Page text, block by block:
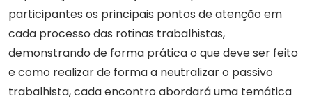
participantes os principais pontos de atenção em
cada processo das rotinas trabalhistas,
demonstrando de forma prática o que deve ser feito
e como realizar de forma a neutralizar o passivo
trabalhista, cada encontro abordará uma temática